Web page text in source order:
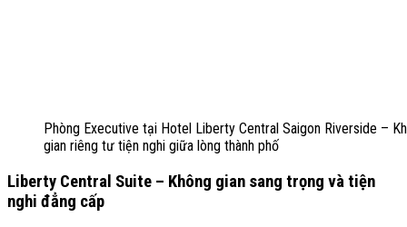
Phòng Executive tại Hotel Liberty Central Saigon Riverside –
gian riêng tư tiện nghi giữa lòng thành phố
Liberty Central Suite – Không gian sang trọng và tiện
nghi đẳng cấp